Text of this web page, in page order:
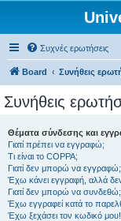
Συχνές ερωτήσεις
Board Συνήθεις
Συνήθεις
Θέματα σύνδεσης και
Γιατί πρέπει να εγγραφώ;
Τι είναι το COPPA;
Γιατί δεν μπορώ να εγγραφώ;
Έχω κάνει εγγραφή, αλλά
Γιατί δεν μπορώ να συνδεθώ;
Έχω εγγραφεί κατά το
Έχω ξεχάσει τον κωδικό μου!